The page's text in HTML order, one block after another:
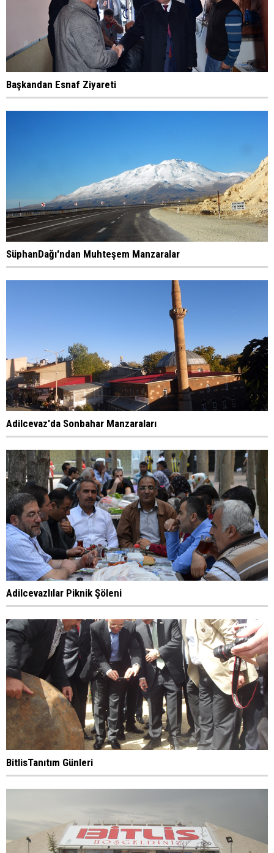
Başkandan Esnaf Ziyareti
SüphanDağı'ndan Muhteşem Manzaralar
Adilcevaz'da Sonbahar Manzaraları
Adilcevazlılar Piknik Şöleni
BitlisTanıtım Günleri